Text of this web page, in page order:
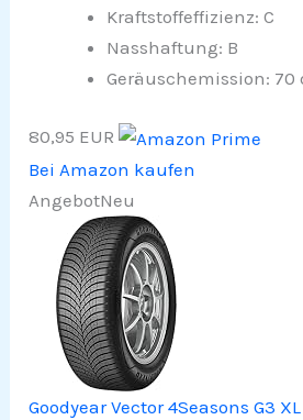
Kraftstoffeffizienz: C
Nasshaftung: B
Geräuschemission: 70
80,95 EUR
Bei Amazon kaufen
AngebotNeu
Goodyear Vector 4Seasons G3